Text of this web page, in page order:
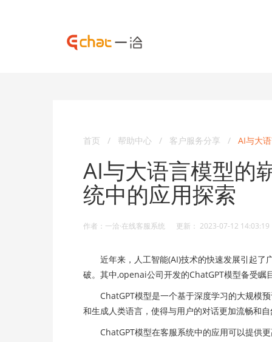
首页 / 帮助中心 / 客户服务分享 / AI与大
AI与大语言模型的
统中的应用探索
作者：一洽·在线客服系统 更新： 2023-07-12 14:03:19
近年来，人工智能(AI)技术的快速发展引起了
破。其中,openai公司开发的ChatGPT模型备受瞩
ChatGPT模型是一个基于深度学习的大规模预
和生成人类语言，使得与用户的对话更加流畅和
ChatGPT模型在客服系统中的应用可以提供更